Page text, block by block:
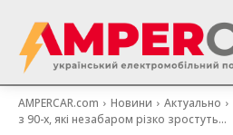
AMPERCAR.com Новини Актуально
з 90-х, які незабаром різко зростуть...